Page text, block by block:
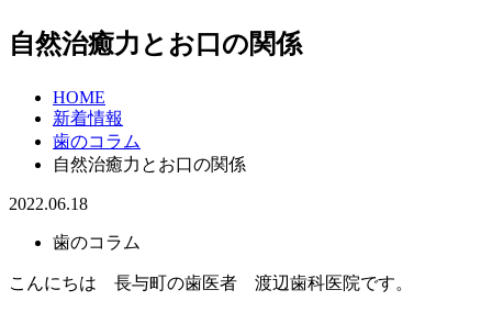
自然治癒力とお口の関係
HOME
新着情報
歯のコラム
自然治癒力とお口の関係
2022.06.18
歯のコラム
こんにちは 長与町の歯医者 渡辺歯科医院です。